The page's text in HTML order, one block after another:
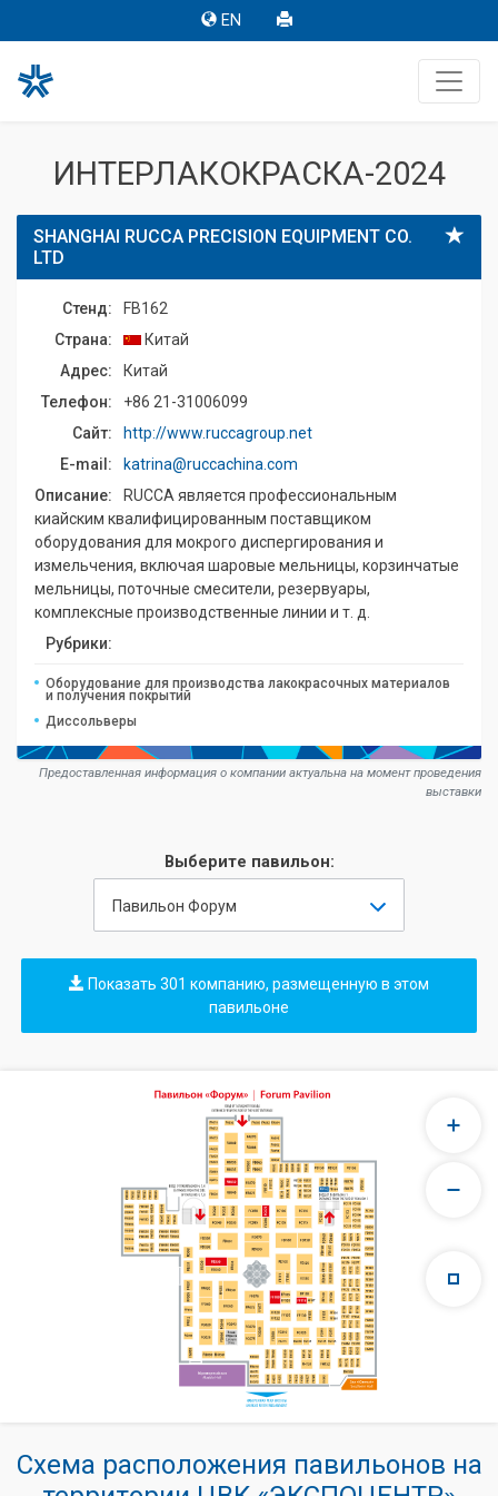
EN
ИНТЕРЛАКОКРАСКА-2024
SHANGHAI RUCCA PRECISION EQUIPMENT CO.
LTD
Стенд:
FB162
Страна:
Китай
Адрес:
Китай
Телефон:
+86 21-31006099
Сайт:
http://www.ruccagroup.net
E-mail:
katrina@ruccachina.com
Описание:
RUCCA является профессиональным
киайским квалифицированным поставщиком
оборудования для мокрого диспергирования и
измельчения, включая шаровые мельницы, корзинчатые
мельницы, поточные смесители, резервуары,
комплексные производственные линии и т. д.
Рубрики:
Оборудование для производства лакокрасочных материалов
и получения покрытий
Диссольверы
Предоставленная информация о компании актуальна на момент проведения
выставки
Выберите павильон:
Павильон Форум
Показать 301 компанию, размещенную в этом
павильоне
Схема расположения павильонов на